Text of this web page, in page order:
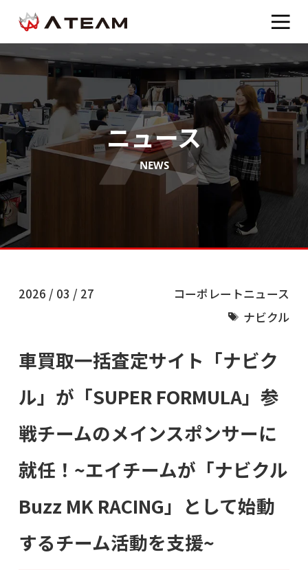
ニュース
NEWS
2026 / 03 / 27
コーポレートニュース
ナビクル
車買取一括査定サイト「ナビク
ル」が「SUPER FORMULA」参
戦チームのメインスポンサーに
就任！~エイチームが「ナビクル
Buzz MK RACING」として始動
するチーム活動を支援~